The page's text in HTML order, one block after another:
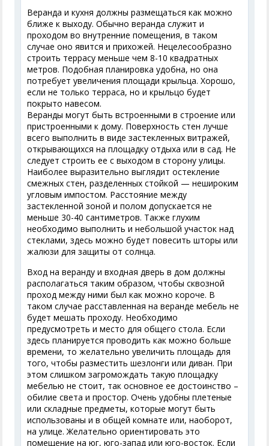
Веранда и кухня должны размещаться как можно
ближе к выходу. Обычно веранда служит и
проходом во внутренние помещения, в таком
случае оно явится и прихожей. Нецелесообразно
строить террасу меньше чем 8-10 квадратных
метров. Подобная планировка удобна, но она
потребует увеличения площади крыльца. Хорошо,
если не только терраса, но и крыльцо будет
покрыто навесом.
Веранды могут быть встроенными в строение или
пристроенными к дому. Поверхность стен лучше
всего выполнить в виде застекленных витражей,
открывающихся на площадку отдыха или в сад. Не
следует строить ее с выходом в сторону улицы.
Наиболее выразительно выглядит остекление
смежных стен, разделенных стойкой — нешироким
угловым импостом. Расстояние между
застекленной зоной и полом допускается не
меньше 30-40 сантиметров. Также глухим
необходимо выполнить и небольшой участок над
стеклами, здесь можно будет повесить шторы или
жалюзи для защиты от солнца.
Вход на веранду и входная дверь в дом должны
располагаться таким образом, чтобы сквозной
проход между ними был как можно короче. В
таком случае расставленная на веранде мебель не
будет мешать проходу. Необходимо
предусмотреть и место для общего стола. Если
здесь планируется проводить как можно больше
времени, то желательно увеличить площадь для
того, чтобы разместить шезлонги или диван. При
этом слишком загромождать такую площадку
мебелью не стоит, так основное ее достоинство –
обилие света и простор. Очень удобны плетеные
или складные предметы, которые могут быть
использованы и в общей комнате или, наоборот,
на улице. Желательно ориентировать это
помещение на юг, юго-запад или юго-восток. Если